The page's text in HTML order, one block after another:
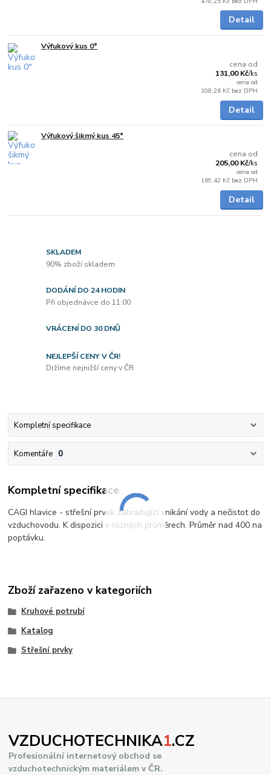
Detail
Výfukový kus 0°
cena od
131,00 Kč/ks
cena od
108,26 Kč bez DPH
Detail
Výfukový šikmý kus 45°
cena od
205,00 Kč/ks
cena od
169,42 Kč bez DPH
Detail
SKLADEM
90% zboží skladem
DODÁNÍ DO 24 HODIN
Při objednávce do 11:00
VRÁCENÍ DO 30 DNŮ
NEJLEPŠÍ CENY V ČR!
Držíme nejnižší ceny v ČR
Kompletní specifikace
Komentáře 0
Kompletní specifikace
CAGI hlavice - střešní prvek zabraňující vnikání vody a nečistot do
vzduchovodu. K dispozici v různých průměrech. Průměr nad 400 na
poptávku.
Zboží zařazeno v kategoriích
Kruhové potrubí
Katalog
Střešní prvky
VZDUCHOTECHNIKA1.CZ
Profesionální internetový obchod se
vzduchotechnickým materiálem v ČR.